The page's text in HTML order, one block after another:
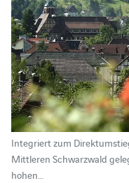
Integriert zum
Mittleren Schwarzwald
hohen…